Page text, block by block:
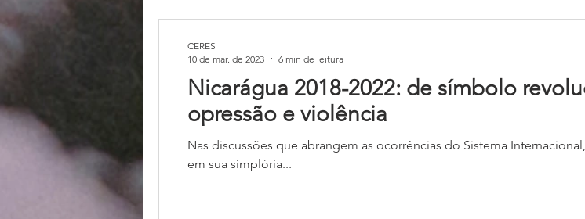
Nicarágua 2018-2022: de símbolo
opressão e violência
Nas discussões que abrangem as ocorrências do Sistema
em sua simplória...
CERES
10 de mar. de 2023
6 min de leitura